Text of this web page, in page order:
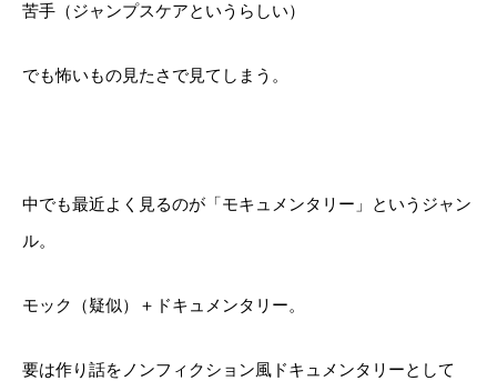
苦手（ジャンプスケアというらしい）
でも怖いもの見たさで見てしまう。
中でも最近よく見るのが「モキュメンタリー」というジャン
ル。
モック（疑似）＋ドキュメンタリー。
要は作り話をノンフィクション風ドキュメンタリーとして